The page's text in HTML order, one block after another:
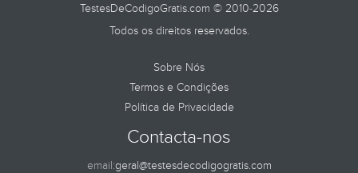
TestesDeCodigoGratis.com © 2010-2026
Todos os direitos reservados.
Sobre Nós
Termos e Condições
Política de Privacidade
Contacta-nos
email:geral@testesdecodigogratis.com